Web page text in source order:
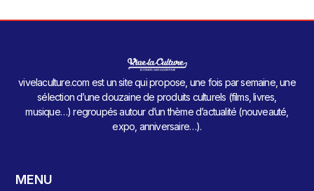
vivelaculture.com est un site qui propose, une fois par semaine, une
sélection d’une douzaine de produits culturels (films, livres,
musique…) regroupés autour d’un thème d’actualité (nouveauté,
expo, anniversaire…).
MENU